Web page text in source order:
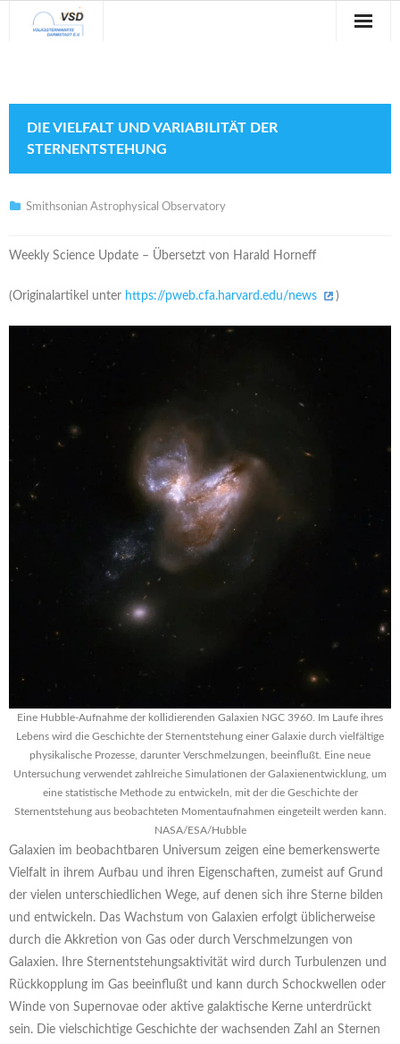
Veranstaltungen
Verein
DIE VIELFALT UND VARIABILITÄT DER
STERNENTSTEHUNG
Smithsonian Astrophysical Observatory
Weekly Science Update – Übersetzt von Harald Horneff
(Originalartikel unter https://pweb.cfa.harvard.edu/news )
Eine Hubble-Aufnahme der kollidierenden Galaxien NGC 3960. Im Laufe ihres
Lebens wird die Geschichte der Sternentstehung einer Galaxie durch vielfältige
physikalische Prozesse, darunter Verschmelzungen, beeinflußt. Eine neue
Untersuchung verwendet zahlreiche Simulationen der Galaxienentwicklung, um
eine statistische Methode zu entwickeln, mit der die Geschichte der
Sternentstehung aus beobachteten Momentaufnahmen eingeteilt werden kann.
NASA/ESA/Hubble
Galaxien im beobachtbaren Universum zeigen eine bemerkenswerte
Vielfalt in ihrem Aufbau und ihren Eigenschaften, zumeist auf Grund
der vielen unterschiedlichen Wege, auf denen sich ihre Sterne bilden
und entwickeln. Das Wachstum von Galaxien erfolgt üblicherweise
durch die Akkretion von Gas oder durch Verschmelzungen von
Galaxien. Ihre Sternentstehungsaktivität wird durch Turbulenzen und
Rückkopplung im Gas beeinflußt und kann durch Schockwellen oder
Winde von Supernovae oder aktive galaktische Kerne unterdrückt
sein. Die vielschichtige Geschichte der wachsenden Zahl an Sternen